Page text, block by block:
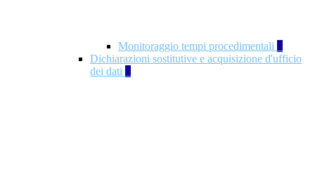
Monitoraggio tempi procedimentali 4
Dichiarazioni sostitutive e acquisizione d'ufficio
dei dati 1